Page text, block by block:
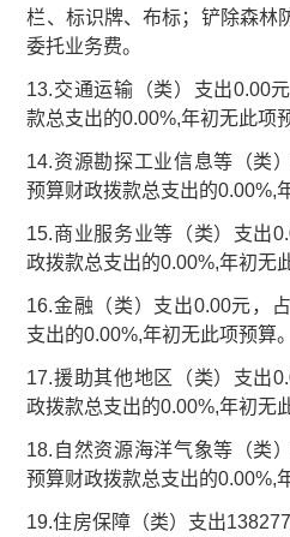
栏、标识牌、布标；铲除森林
委托业务费。
13.交通运输（类）支出0.00
款总支出的0.00%,年初无此项
14.资源勘探工业信息等（类
预算财政拨款总支出的0.00%,
15.商业服务业等（类）支出
政拨款总支出的0.00%,年初无
16.金融（类）支出0.00元，
支出的0.00%,年初无此项预算。
17.援助其他地区（类）支出
政拨款总支出的0.00%,年初无
18.自然资源海洋气象等（类
预算财政拨款总支出的0.00%,
19.住房保障（类）支出